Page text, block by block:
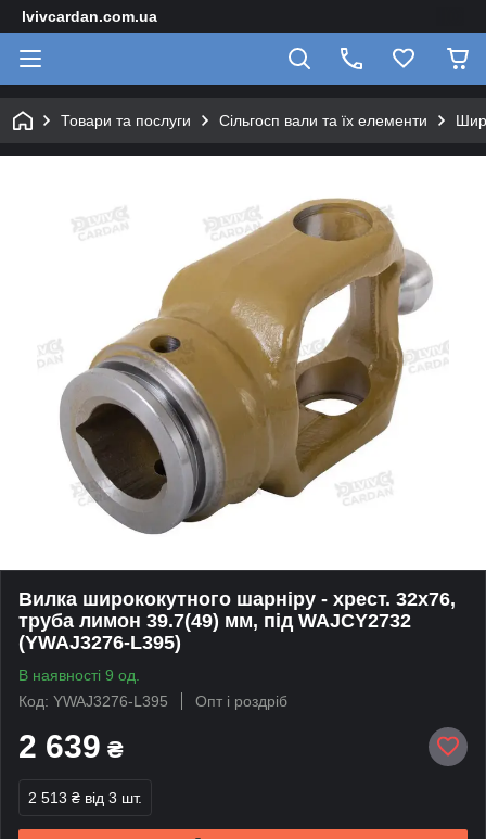
lvivcardan.com.ua
Товари та послуги Сільгосп вали та їх елементи
Вилка ширококутного шарніру - хрест. 32х76,
труба лимон 39.7(49) мм, під WAJCY2732
(YWAJ3276-L395)
В наявності 9 од.
Код: YWAJ3276-L395
Опт і роздріб
2 639 ₴
2 513 ₴ від 3 шт.